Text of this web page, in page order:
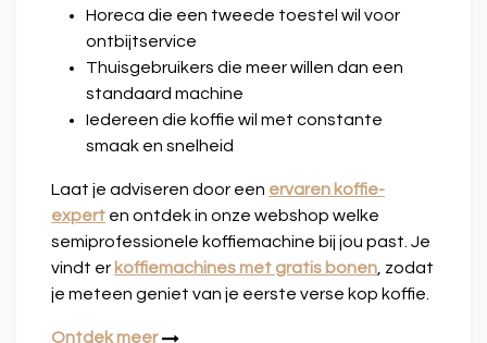
Horeca die een tweede toestel wil voor
ontbijtservice
Thuisgebruikers die meer willen dan een
standaard machine
Iedereen die koffie wil met constante
smaak en snelheid
Laat je adviseren door een ervaren koffie-
expert en ontdek in onze webshop welke
semiprofessionele koffiemachine bij jou past. Je
vindt er koffiemachines met gratis bonen, zodat
je meteen geniet van je eerste verse kop koffie.
Ontdek meer